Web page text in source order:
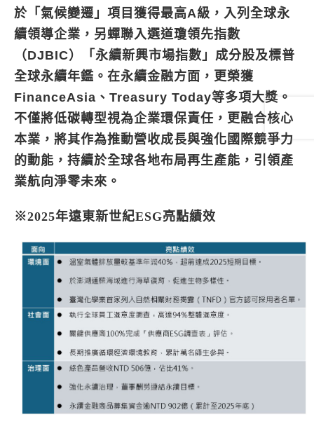
於「氣候變遷」項目獲得最高A級，入列全球永
續領導企業，另蟬聯入選道瓊領先指數
（DJBIC）「永續新興市場指數」成分股及標普
全球永續年鑑。在永續金融方面，更榮獲
FinanceAsia、Treasury Today等多項大獎。
不僅將低碳轉型視為企業環保責任，更融合核心
本業，將其作為推動營收成長與強化國際競爭力
的動能，持續於全球各地布局再生產能，引領產
業航向淨零未來。
※2025年遠東新世紀ESG亮點績效